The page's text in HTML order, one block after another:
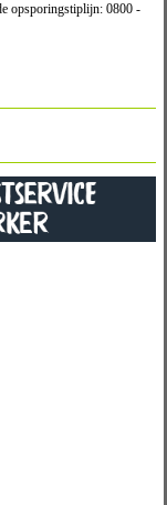
opsporingstiplijn: 0800 -